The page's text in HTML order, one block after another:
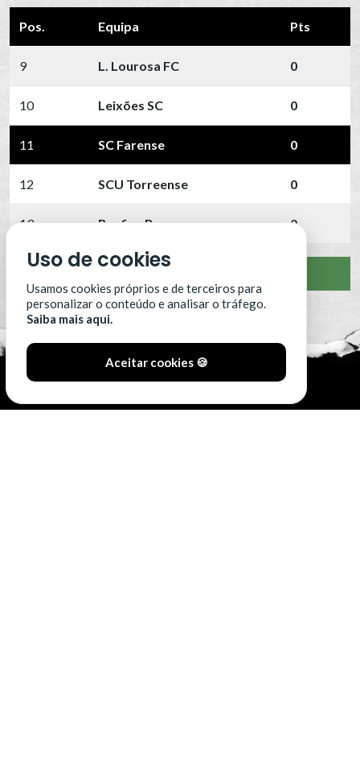
Pos. Equipa Pts
9 L. Lourosa FC 0
10 Leixões SC 0
11 SC Farense 0
12 SCU Torreense 0
13 Benfica B 0
Uso de cookies
Usamos cookies próprios e de terceiros para
personalizar o conteúdo e analisar o tráfego.
Saiba mais aqui.
Aceitar cookies 🍪